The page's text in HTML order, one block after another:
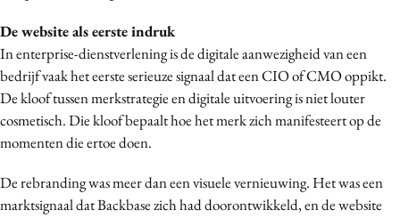
Martech
Media
Merkstrategie
PR
Programmatic
Reputatie & crisis
De website als eerste indruk
In enterprise-dienstverlening is de digitale aanwezigheid van een
bedrijf vaak het eerste serieuze signaal dat een CIO of CMO oppikt.
De kloof tussen merkstrategie en digitale uitvoering is niet louter
cosmetisch. Die kloof bepaalt hoe het merk zich manifesteert op de
momenten die ertoe doen.
De rebranding was meer dan een visuele vernieuwing. Het was een
marktsignaal dat Backbase zich had doorontwikkeld, en de website